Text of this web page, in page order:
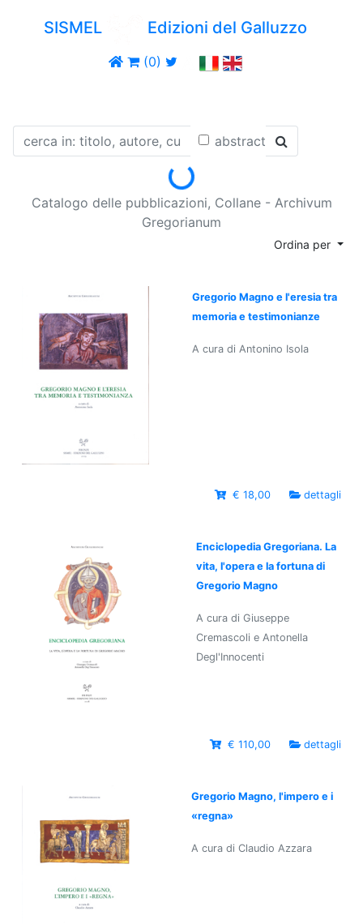
SISMEL Edizioni del Galluzzo
(0)
abstract
Loading...
Catalogo delle pubblicazioni, Collane - Archivum
Gregorianum
Ordina per
Gregorio Magno e l'eresia tra
memoria e testimonianze
A cura di Antonino Isola
€ 18,00 dettagli
Enciclopedia Gregoriana. La
vita, l'opera e la fortuna di
Gregorio Magno
A cura di Giuseppe
Cremascoli e Antonella
Degl'Innocenti
€ 110,00 dettagli
Gregorio Magno, l'impero e i
«regna»
A cura di Claudio Azzara